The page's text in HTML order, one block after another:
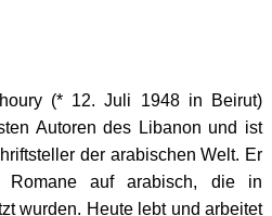
(* 12. Juli 1948 in Beirut)
Autoren des Libanon und ist
der arabischen Welt. Er
Romane auf arabisch, die in
wurden. Heute lebt und arbeitet